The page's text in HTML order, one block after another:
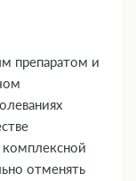
препаратом и
комплексной
отменять